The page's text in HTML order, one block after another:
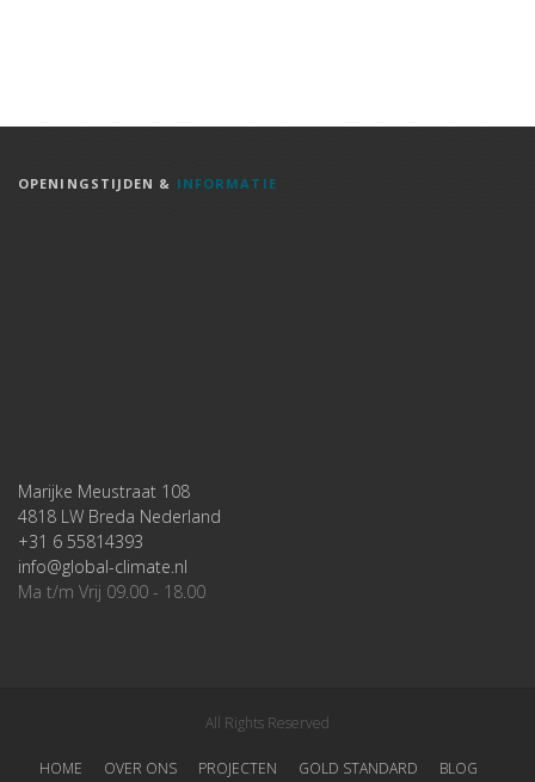
OPENINGSTIJDEN & INFORMATIE
Marijke Meustraat 108
4818 LW Breda Nederland
+31 6 55814393
info@global-climate.nl
Ma t/m Vrij 09.00 - 18.00
All Rights Reserved
HOME OVER ONS PROJECTEN GOLD STANDARD
BLOG